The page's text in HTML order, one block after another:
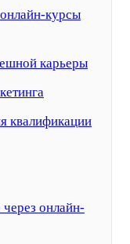
курсы
карьеры
квалификации
онлайн-